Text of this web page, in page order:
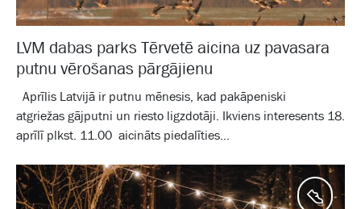
LVM dabas parks Tērvetē aicina uz pavasara
putnu vērošanas pārgājienu
Aprīlis Latvijā ir putnu mēnesis, kad pakāpeniski
atgriežas gājputni un riesto ligzdotāji. Ikviens interesents 18.
aprīlī plkst. 11.00 aicināts piedalīties...